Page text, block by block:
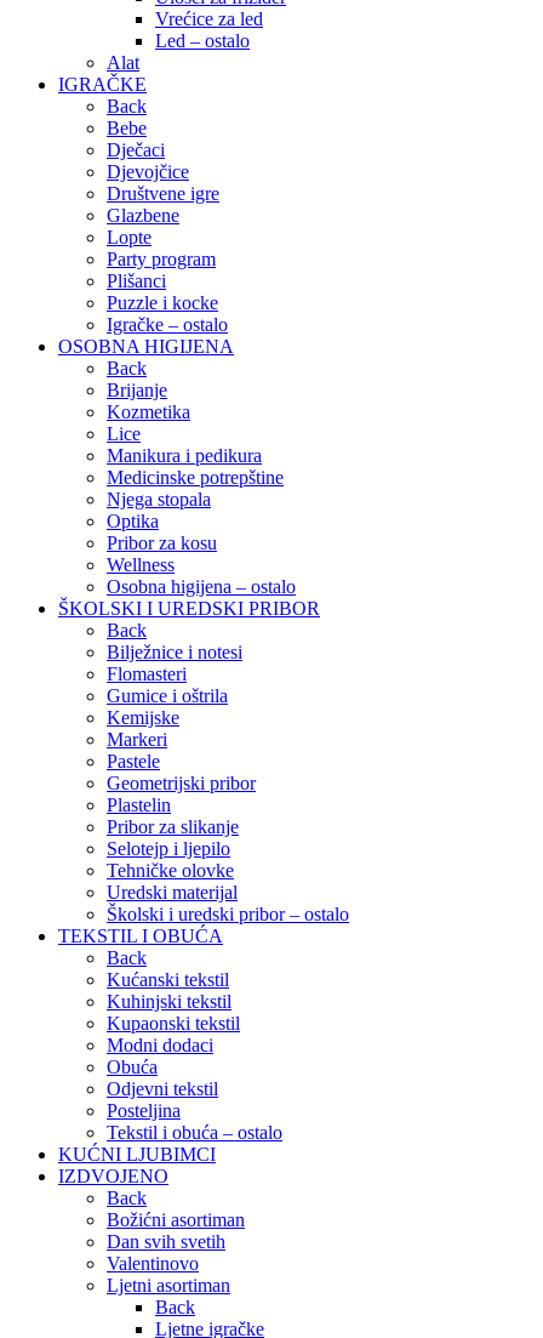
Vrećice za led
Led – ostalo
Alat
IGRAČKE
Back
Bebe
Dječaci
Djevojčice
Društvene igre
Glazbene
Lopte
Party program
Plišanci
Puzzle i kocke
Igračke – ostalo
OSOBNA HIGIJENA
Back
Brijanje
Kozmetika
Lice
Manikura i pedikura
Medicinske potrepštine
Njega stopala
Optika
Pribor za kosu
Wellness
Osobna higijena – ostalo
ŠKOLSKI I UREDSKI PRIBOR
Back
Bilježnice i notesi
Flomasteri
Gumice i oštrila
Kemijske
Markeri
Pastele
Geometrijski pribor
Plastelin
Pribor za slikanje
Selotejp i ljepilo
Tehničke olovke
Uredski materijal
Školski i uredski pribor – ostalo
TEKSTIL I OBUĆA
Back
Kućanski tekstil
Kuhinjski tekstil
Kupaonski tekstil
Modni dodaci
Obuća
Odjevni tekstil
Posteljina
Tekstil i obuća – ostalo
KUĆNI LJUBIMCI
IZDVOJENO
Back
Božićni asortiman
Dan svih svetih
Valentinovo
Ljetni asortiman
Back
Ljetne igračke